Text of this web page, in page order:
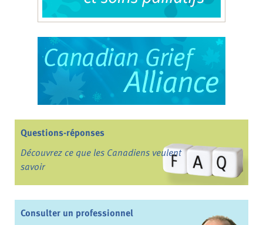
Questions-réponses
Découvrez ce que les Canadiens veulent
savoir
Consulter un professionnel